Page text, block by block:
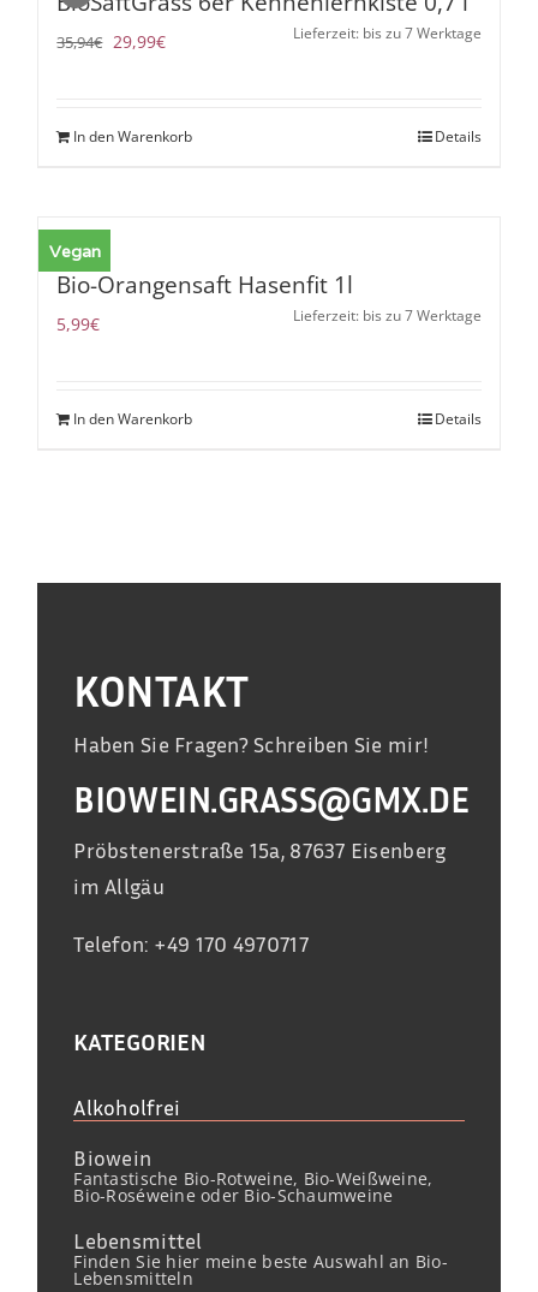
35,94€ Ursprünglicher
29,99€Aktueller
Lieferzeit: bis zu 7 Werktage
In den Warenkorb Details
Vegan
Bio-Orangensaft Hasenfit 1l
5,99€ Lieferzeit: bis zu 7 Werktage
In den Warenkorb Details
KONTAKT
Haben Sie Fragen? Schreiben Sie mir!
BIOWEIN.GRASS@GMX.DE
Pröbstenerstraße 15a, 87637 Eisenberg
im Allgäu
Telefon: +49 170 4970717
KATEGORIEN
Alkoholfrei
Biowein
Fantastische Bio-Rotweine, Bio-Weißweine,
Bio-Roséweine oder Bio-Schaumweine
Lebensmittel
Finden Sie hier meine beste Auswahl an Bio-
Lebensmitteln